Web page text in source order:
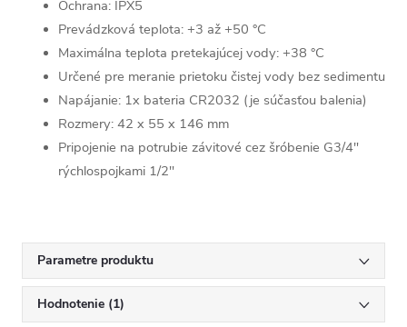
Ochrana: IPX5
Prevádzková teplota: +3 až +50 °C
Maximálna teplota pretekajúcej vody: +38 °C
Určené pre meranie prietoku čistej vody bez sedimentu
Napájanie: 1x bateria CR2032 (je súčasťou balenia)
Rozmery: 42 x 55 x 146 mm
Pripojenie na potrubie závitové cez šróbenie G3/4"
rýchlospojkami 1/2"
Parametre produktu
Hodnotenie (1)